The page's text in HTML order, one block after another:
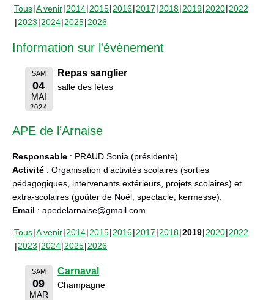
Tous A venir 2014 2015 2016 2017 2018 2019 2020 2022
2023 2024 2025 2026
Information sur l'évènement
SAM
04
MAI
2024
Repas sanglier
salle des fêtes
APE de l’Arnaise
Responsable : PRAUD Sonia (présidente)
Activité : Organisation d’activités scolaires (sorties
pédagogiques, intervenants extérieurs, projets scolaires) et
extra-scolaires (goûter de Noël, spectacle, kermesse).
Email : apedelarnaise@gmail.com
Tous A venir 2014 2015 2016 2017 2018 2019 2020 2022
2023 2024 2025 2026
SAM
09
MAR
Carnaval
Champagne